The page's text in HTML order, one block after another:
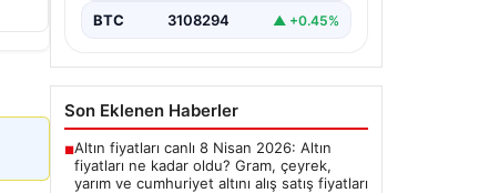
BTC 3108294 ▲ +0.45%
Son Eklenen Haberler
■Altın fiyatları canlı 8 Nisan 2026: Altın
fiyatları ne kadar oldu? Gram, çeyrek,
yarım ve cumhuriyet altını alış satış fiyatları